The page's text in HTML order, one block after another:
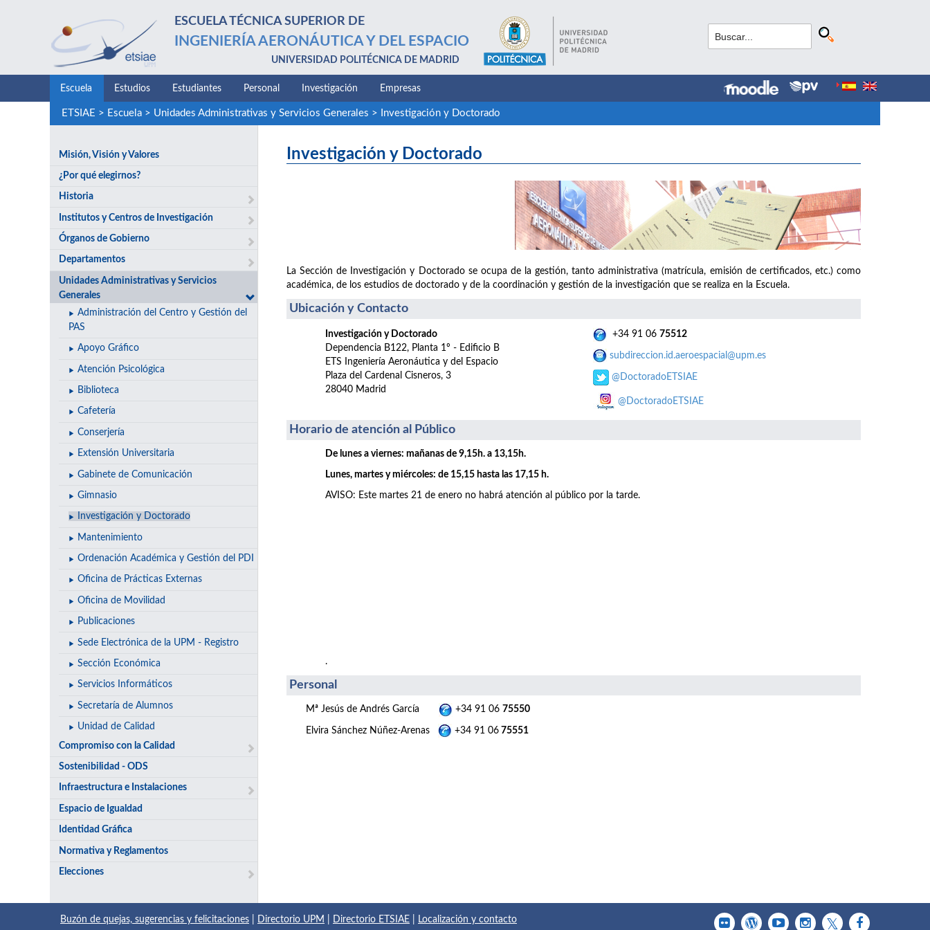
ESCUELA TÉCNICA SUPERIOR DE
INGENIERÍA AERONÁUTICA Y DEL ESPACIO
UNIVERSIDAD POLITÉCNICA DE MADRID
Escuela Estudios Estudiantes Personal Investigación Empresas
ETSIAE > Escuela> Unidades Administrativas y Servicios Generales > Investigación y Doctorado
Misión, Visión y Valores
¿Por qué elegirnos?
Historia
Institutos y Centros de Investigación
Órganos de Gobierno
Departamentos
Unidades Administrativas y Servicios
Generales
Administración del Centro y Gestión del
PAS
Apoyo Gráfico
Atención Psicológica
Biblioteca
Cafetería
Conserjería
Extensión Universitaria
Gabinete de Comunicación
Gimnasio
Investigación y Doctorado
Mantenimiento
Ordenación Académica y Gestión del PDI
Oficina de Prácticas Externas
Oficina de Movilidad
Publicaciones
Sede Electrónica de la UPM - Registro
Sección Económica
Servicios Informáticos
Secretaría de Alumnos
Unidad de Calidad
Compromiso con la Calidad
Sostenibilidad - ODS
Infraestructura e Instalaciones
Espacio de Igualdad
Identidad Gráfica
Normativa y Reglamentos
Elecciones
Investigación y Doctorado
La Sección de Investigación y Doctorado se ocupa de la gestión, tanto administrativa (matrícula, emisión de certificados, etc.) como
académica, de los estudios de doctorado y de la coordinación y gestión de la investigación que se realiza en la Escuela.
Ubicación y Contacto
Investigación y Doctorado
Dependencia B122, Planta 1º - Edificio B
ETS Ingeniería Aeronáutica y del Espacio
Plaza del Cardenal Cisneros, 3
28040 Madrid
+34 91 06 75512
subdireccion.id.aeroespacial@upm.es
@DoctoradoETSIAE
@DoctoradoETSIAE
Horario de atención al Público
De lunes a viernes: mañanas de 9,15h. a 13,15h.
Lunes, martes y miércoles: de 15,15 hasta las 17,15 h.
AVISO: Este martes 21 de enero no habrá atención al público por la tarde.
.
Personal
Mª Jesús de Andrés García +34 91 06 75550
Elvira Sánchez Núñez-Arenas +34 91 06 75551
Buzón de quejas, sugerencias y felicitaciones Directorio UPM Directorio ETSIAE Localización y contacto